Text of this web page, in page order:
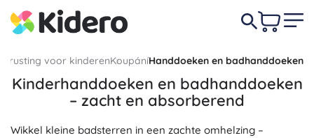
voor kinderenKoupáníHanddoeken en badhanddoeken
Kinderhanddoeken en badhanddoeken
– zacht en absorberend
Wikkel kleine badsterren in een zachte omhelzing –